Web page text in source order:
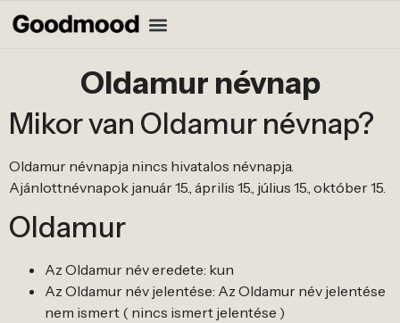
Oldamur névnap
Mikor van Oldamur névnap?
Oldamur névnapja nincs hivatalos névnapja.
Ajánlottnévnapok január 15., április 15., július 15., október 15.
Oldamur
Az Oldamur név eredete: kun
Az Oldamur név jelentése: Az Oldamur név jelentése
nem ismert ( nincs ismert jelentése )